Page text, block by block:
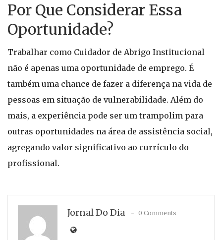
Por Que Considerar Essa
Oportunidade?
Trabalhar como Cuidador de Abrigo Institucional
não é apenas uma oportunidade de emprego. É
também uma chance de fazer a diferença na vida de
pessoas em situação de vulnerabilidade. Além do
mais, a experiência pode ser um trampolim para
outras oportunidades na área de assistência social,
agregando valor significativo ao currículo do
profissional.
Jornal Do Dia 0 Comments